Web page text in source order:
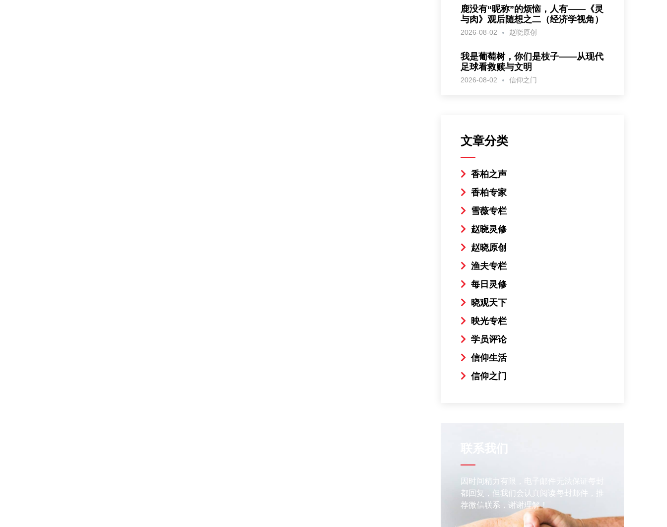
鹿没有“昵称”的烦恼，人有——《灵
与肉》观后随想之二（经济学视角）
2026-08-02 赵晓原创
我是葡萄树，你们是枝子——从现代
足球看救赎与文明
2026-08-02 信仰之门
文章分类
香柏之声
香柏专家
雪薇专栏
赵晓灵修
赵晓原创
渔夫专栏
每日灵修
晓观天下
映光专栏
学员评论
信仰生活
信仰之门
因时间精力有限，电子邮件无法保证每封
都回复，但我们会认真阅读每封邮件，推
荐微信联系，谢谢理解！